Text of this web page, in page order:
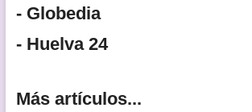
- Globedia
- Huelva 24
Más artículos...